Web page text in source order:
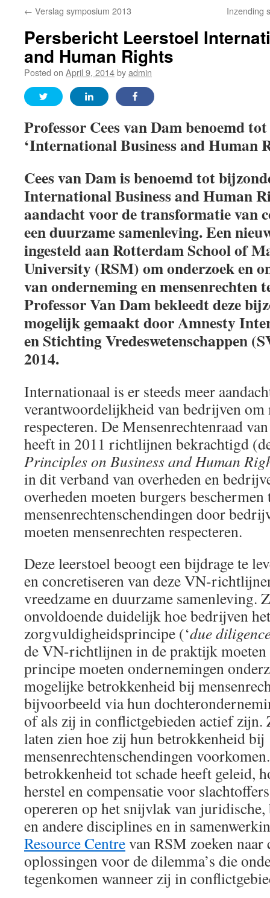
← Verslag symposium 2013 Inzending
Persbericht Leerstoel
and Human Rights
Posted on April 9, 2014byadmin
Professor Cees van Dam benoemd
‘International Business and Human
Cees van Dam is benoemd tot
International Business and Human
aandacht voor de transformatie van
een duurzame samenleving. Een
ingesteld aan Rotterdam School of
University (RSM) om onderzoek en
van onderneming en mensenrechten
Professor Van Dam bekleedt deze
mogelijk gemaakt door Amnesty
en Stichting Vredeswetenschappen
2014.
Internationaal is er steeds meer
verantwoordelijkheid van bedrijven om
respecteren. De Mensenrechtenraad
heeft in 2011 richtlijnen bekrachtigd
Principles on Business and Human
in dit verband van overheden en
overheden moeten burgers beschermen
mensenrechtenschendingen door
moeten mensenrechten respecteren.
Deze leerstoel beoogt een bijdrage te
en concretiseren van deze VN-
vreedzame en duurzame samenleving.
onvoldoende duidelijk hoe bedrijven het
zorgvuldigheidsprincipe (‘due
de VN-richtlijnen in de praktijk moeten
principe moeten ondernemingen
mogelijke betrokkenheid bij
bijvoorbeeld via hun
of als zij in conflictgebieden actief zijn.
laten zien hoe zij hun betrokkenheid bij
mensenrechtenschendingen
betrokkenheid tot schade heeft geleid,
herstel en compensatie voor
opereren op het snijvlak van
en andere disciplines en in
Resource Centrevan RSM zoeken naar
oplossingen voor de dilemma’s die
tegenkomen wanneer zij in